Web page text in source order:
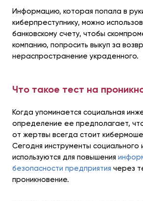
Информацию, которая попала в
киберпреступнику, можно
банковскому счету, чтобы
компанию, попросить выкуп за
нераспространение украденного.
Что такое тест на
Когда упоминается социальная
определение ее предполагает,
от жертвы всегда стоит
Сегодня инструменты социального
используются для повышения
безопасности предприятия через
проникновение.